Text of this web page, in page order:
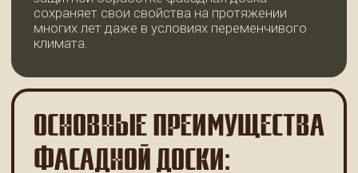
ГДЕ ПРИМЕНЯЕТСЯ
Фасадная доска используется для облицовки
частных домов, коттеджей, бань, дачных
объектов. Она подходит как для нового
строительства, так и для реконструкции
существующих зданий.
Деревянная отделка хорошо сочетается
с кирпичом, камнем, штукатуркой